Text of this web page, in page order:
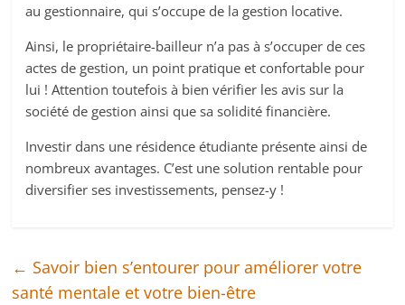
au gestionnaire, qui s’occupe de la gestion locative.
Ainsi, le propriétaire-bailleur n’a pas à s’occuper de ces
actes de gestion, un point pratique et confortable pour
lui ! Attention toutefois à bien vérifier les avis sur la
société de gestion ainsi que sa solidité financière.
Investir dans une résidence étudiante présente ainsi de
nombreux avantages. C’est une solution rentable pour
diversifier ses investissements, pensez-y !
← Savoir bien s’entourer pour améliorer votre
santé mentale et votre bien-être